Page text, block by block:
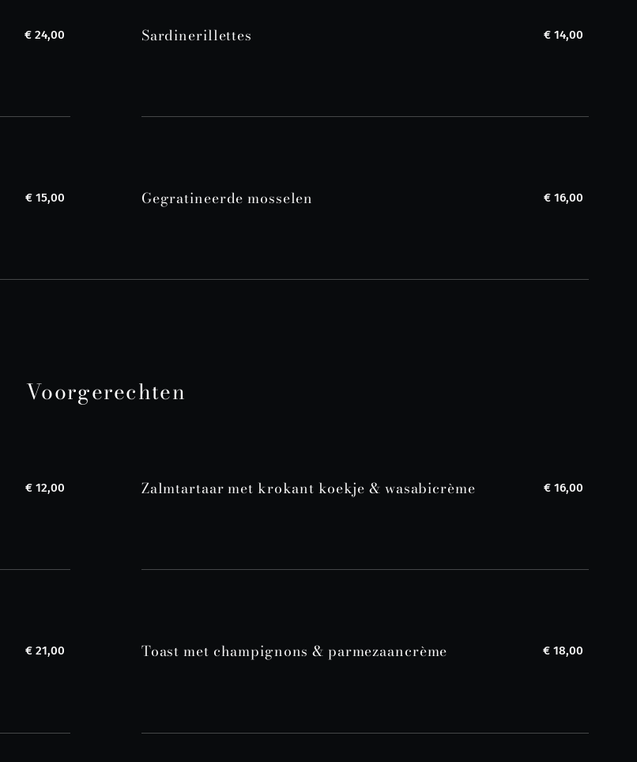
€ 24,00 Sardinerillettes € 14,00
€ 15,00 Gegratineerde mosselen € 16,00
Voorgerechten
€ 12,00 Zalmtartaar met krokant koekje & wasabicrème € 16,00
€ 21,00 Toast met champignons & parmezaancrème € 18,00